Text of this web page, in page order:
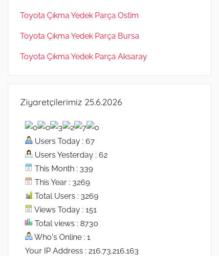
Toyota Çıkma Yedek Parça Ostim
Toyota Çıkma Yedek Parça Bursa
Toyota Çıkma Yedek Parça Aksaray
Ziyaretçilerimiz 25.6.2026
Users Today : 67
Users Yesterday : 62
This Month : 339
This Year : 3269
Total Users : 3269
Views Today : 151
Total views : 8730
Who's Online : 1
Your IP Address : 216.73.216.163